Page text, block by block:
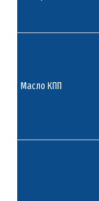
Масло КПП